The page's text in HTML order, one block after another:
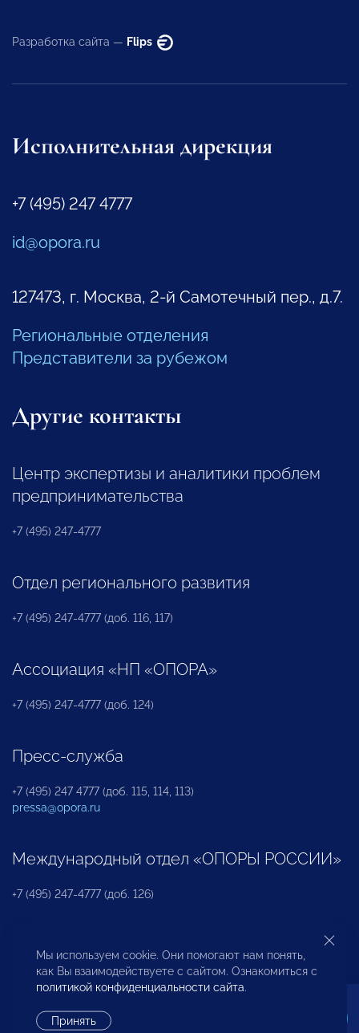
Разработка сайта — Flips
Исполнительная дирекция
+7 (495) 247 4777
id@opora.ru
127473, г. Москва, 2-й Самотечный пер., д.7.
Региональные отделения
Представители за рубежом
Другие контакты
Центр экспертизы и аналитики проблем
предпринимательства
+7 (495) 247-4777
Отдел регионального развития
+7 (495) 247-4777 (доб. 116, 117)
Ассоциация «НП «ОПОРА»
+7 (495) 247-4777 (доб. 124)
Пресс-служба
+7 (495) 247 4777 (доб. 115, 114, 113)
pressa@opora.ru
Международный отдел «ОПОРЫ РОССИИ»
+7 (495) 247-4777 (доб. 126)
Бюро по защите прав предпринимателей и
инвесторов
Мы используем cookie. Они помогают нам понять,
как Вы взаимодействуете с сайтом. Ознакомиться с
политикой конфиденциальности сайта.
Принять